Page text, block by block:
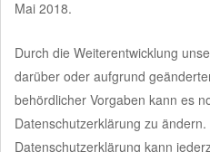
Mai 2018.
Durch die Weiterentwicklung
darüber oder aufgrund
behördlicher Vorgaben kann es
Datenschutzerklärung zu
Datenschutzerklärung kann